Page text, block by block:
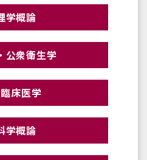
学概論
公衆衛生学
床医学
学概論